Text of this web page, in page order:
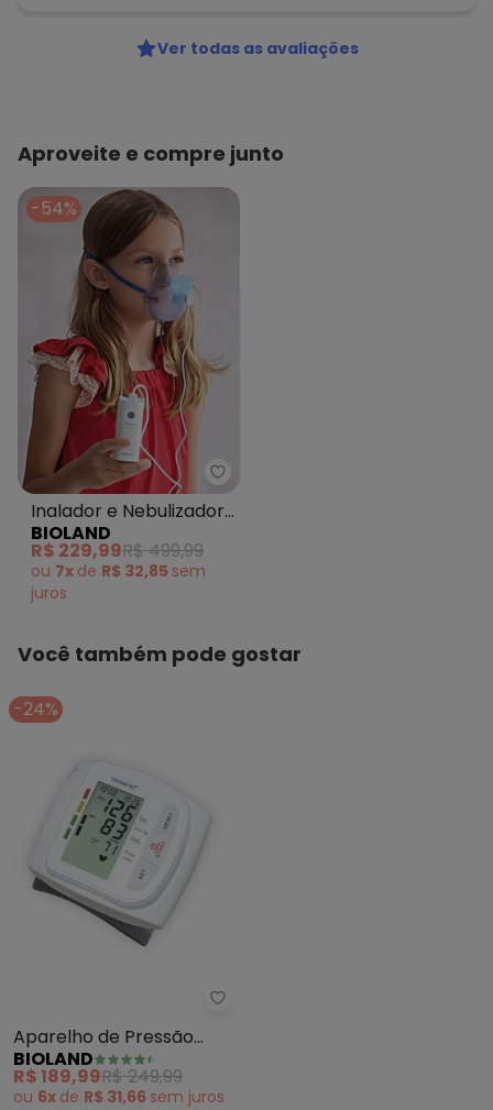
Ver todas as avaliações
Aproveite e compre junto
-54%
Bioland - Inalador e Nebulizador
Inalador e Nebulizador
2 em 1
BIOLAND
R$ 229,99R$ 499,99
ou 7x de R$ 32,85 sem
juros
Você também pode gostar
-24%
Bioland - Aparelho de Pressão
Aparelho de Pressão
Digital
BIOLAND
R$ 189,99R$ 249,99
ou 6x de R$ 31,66 sem juros